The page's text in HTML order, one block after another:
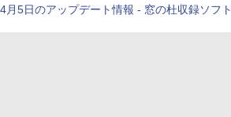
4月5日のアップデート情報 - 窓の杜収録ソフト